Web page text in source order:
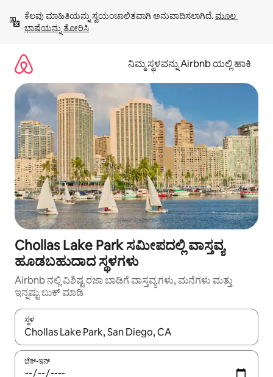
ಹೋಗಿ
ಕೆಲವು ಮಾಹಿತಿಯನ್ನು ಸ್ವಯಂಚಾಲಿತವಾಗಿ ಅನುವಾದಿಸಲಾಗಿದೆ. ಮೂಲ
ಭಾಷೆಯನ್ನು ತೋರಿಸಿ
ನಿಮ್ಮ ಸ್ಥಳವನ್ನು Airbnb ಯಲ್ಲಿ ಹಾಕಿ
Chollas Lake Park ಸಮೀಪದಲ್ಲಿ ವಾಸ್ತವ್ಯ
ಹೂಡಬಹುದಾದ ಸ್ಥಳಗಳು
Airbnb ನಲ್ಲಿ ವಿಶಿಷ್ಟ ರಜಾ ಬಾಡಿಗೆ ವಾಸ್ತವ್ಯಗಳು, ಮನೆಗಳು ಮತ್ತು
ಇನ್ನಷ್ಟು ಬುಕ್ ಮಾಡಿ
ಸ್ಥಳ
ಫಲಿತಾಂಶಗಳು ಲಭ್ಯವಿರುವಾಗ, ಅಪ್ ಮತ್ತು ಡೌನ್ ಬಾಣದ ಕೀಲಿಗಳೊಂದಿಗೆ
ಚೆಕ್-ಇನ್